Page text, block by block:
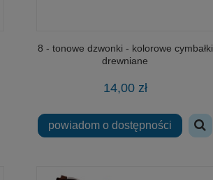
8 - tonowe dzwonki - kolorowe cymbałki
drewniane
14,00 zł
powiadom o dostępności